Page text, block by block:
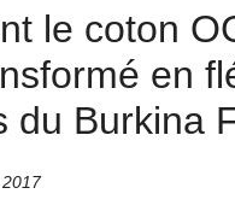
le coton
en
du Burkina